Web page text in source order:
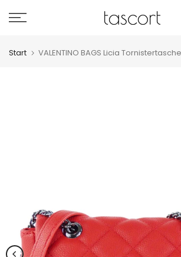
Zum
springen
Start VALENTINO BAGS Licia